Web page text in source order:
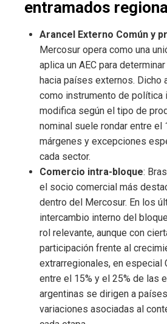
entramados
Arancel Externo Común y
Mercosur opera como una
aplica un AEC para
hacia países externos. Dicho
como instrumento de política
modifica según el tipo de
nominal suele rondar entre el
márgenes y excepciones
cada sector.
Comercio intra-bloque:
el socio comercial más
dentro del Mercosur. En los
intercambio interno del
rol relevante, aunque con
participación frente al
extrarregionales, en especial
entre el 15% y el 25% de las
argentinas se dirigen a
variaciones asociadas al